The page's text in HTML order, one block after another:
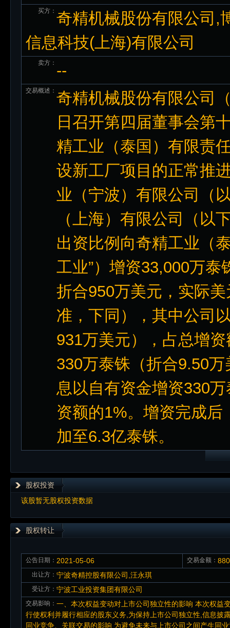
买方： 奇精机械股份有限公司,
信息科技(上海)有限公司
卖方： --
交易概述： 奇精机械股份有限公司
日召开第四届董事会第
精工业（泰国）有限责
设新工厂项目的正常推
业（宁波）有限公司（
（上海）有限公司（以
出资比例向奇精工业（
工业”）增资33,000万
折合950万美元，实际
准，下同），其中公司
931万美元），占总增
330万泰铢（折合9.50
息以自有资金增资330
资额的1%。增资完成
加至6.3亿泰铢。
股权投资
该股暂无股权投资数据
股权转让
公告日期： 2021-05-06 交易金额：
出让方： 宁波奇精控股有限公司,汪永琪
受让方： 宁波工业投资集团有限公司
交易影响： 一、本次权益变动对上市公司独立性的影响 本次权益
行使权利并履行相应的股东义务,为保持上市公司独立性,信息披
同业竞争、关联交易的影响 为避免未来与上市公司之间产生同